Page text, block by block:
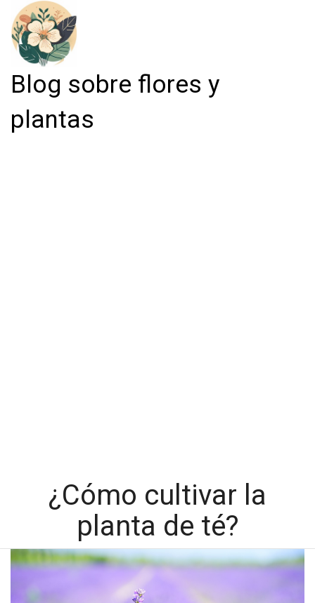
Blog sobre flores y
plantas
¿Cómo cultivar la
planta de té?